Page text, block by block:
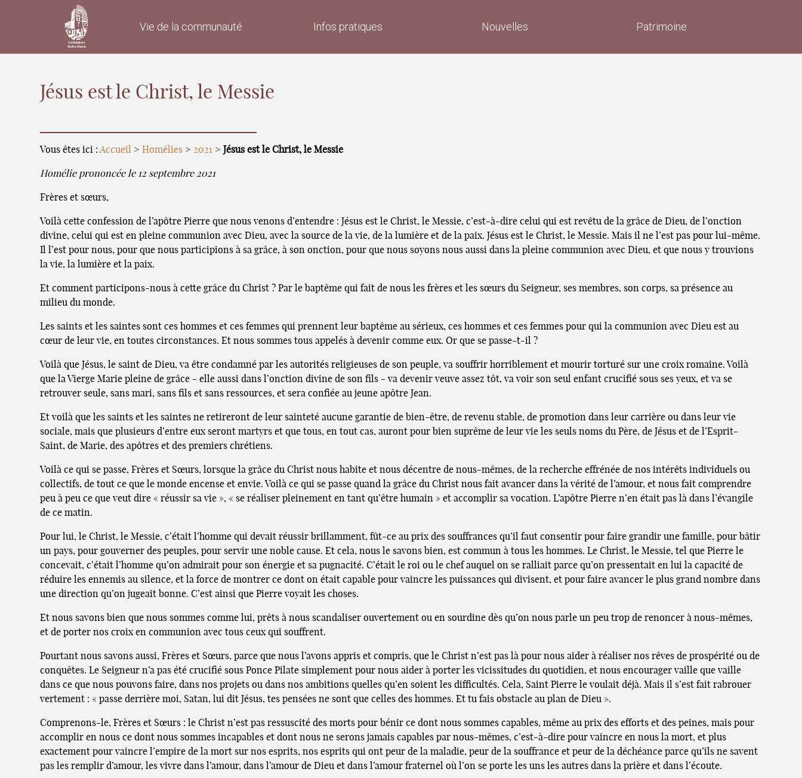
Vie de la communauté Infos pratiques Nouvelles Patrimoine
Jésus est le Christ, le Messie
Vous êtes ici :Accueil > Homélies > 2021 > Jésus est le Christ, le Messie
Homélie prononcée le 12 septembre 2021
Frères et sœurs,
Voilà cette confession de l’apôtre Pierre que nous venons d’entendre : Jésus est le Christ, le Messie, c’est-à-dire celui qui est revêtu de la grâce de Dieu, de l’onction
divine, celui qui est en pleine communion avec Dieu, avec la source de la vie, de la lumière et de la paix. Jésus est le Christ, le Messie. Mais il ne l’est pas pour lui-même.
Il l’est pour nous, pour que nous participions à sa grâce, à son onction, pour que nous soyons nous aussi dans la pleine communion avec Dieu, et que nous y trouvions
la vie, la lumière et la paix.
Et comment participons-nous à cette grâce du Christ ? Par le baptême qui fait de nous les frères et les sœurs du Seigneur, ses membres, son corps, sa présence au
milieu du monde.
Les saints et les saintes sont ces hommes et ces femmes qui prennent leur baptême au sérieux, ces hommes et ces femmes pour qui la communion avec Dieu est au
cœur de leur vie, en toutes circonstances. Et nous sommes tous appelés à devenir comme eux. Or que se passe-t-il ?
Voilà que Jésus, le saint de Dieu, va être condamné par les autorités religieuses de son peuple, va souffrir horriblement et mourir torturé sur une croix romaine. Voilà
que la Vierge Marie pleine de grâce - elle aussi dans l’onction divine de son fils - va devenir veuve assez tôt, va voir son seul enfant crucifié sous ses yeux, et va se
retrouver seule, sans mari, sans fils et sans ressources, et sera confiée au jeune apôtre Jean.
Et voilà que les saints et les saintes ne retireront de leur sainteté aucune garantie de bien-être, de revenu stable, de promotion dans leur carrière ou dans leur vie
sociale, mais que plusieurs d’entre eux seront martyrs et que tous, en tout cas, auront pour bien suprême de leur vie les seuls noms du Père, de Jésus et de l’Esprit-
Saint, de Marie, des apôtres et des premiers chrétiens.
Voilà ce qui se passe, Frères et Sœurs, lorsque la grâce du Christ nous habite et nous décentre de nous-mêmes, de la recherche effrénée de nos intérêts individuels ou
collectifs, de tout ce que le monde encense et envie. Voilà ce qui se passe quand la grâce du Christ nous fait avancer dans la vérité de l’amour, et nous fait comprendre
peu à peu ce que veut dire « réussir sa vie », « se réaliser pleinement en tant qu’être humain » et accomplir sa vocation. L’apôtre Pierre n’en était pas là dans l’évangile
de ce matin.
Pour lui, le Christ, le Messie, c’était l’homme qui devait réussir brillamment, fût-ce au prix des souffrances qu’il faut consentir pour faire grandir une famille, pour bâtir
un pays, pour gouverner des peuples, pour servir une noble cause. Et cela, nous le savons bien, est commun à tous les hommes. Le Christ, le Messie, tel que Pierre le
concevait, c’était l’homme qu’on admirait pour son énergie et sa pugnacité. C’était le roi ou le chef auquel on se ralliait parce qu’on pressentait en lui la capacité de
réduire les ennemis au silence, et la force de montrer ce dont on était capable pour vaincre les puissances qui divisent, et pour faire avancer le plus grand nombre dans
une direction qu’on jugeait bonne. C’est ainsi que Pierre voyait les choses.
Et nous savons bien que nous sommes comme lui, prêts à nous scandaliser ouvertement ou en sourdine dès qu’on nous parle un peu trop de renoncer à nous-mêmes,
et de porter nos croix en communion avec tous ceux qui souffrent.
Pourtant nous savons aussi, Frères et Sœurs, parce que nous l’avons appris et compris, que le Christ n’est pas là pour nous aider à réaliser nos rêves de prospérité ou de
conquêtes. Le Seigneur n’a pas été crucifié sous Ponce Pilate simplement pour nous aider à porter les vicissitudes du quotidien, et nous encourager vaille que vaille
dans ce que nous pouvons faire, dans nos projets ou dans nos ambitions quelles qu’en soient les difficultés. Cela, Saint Pierre le voulait déjà. Mais il s’est fait rabrouer
vertement : « passe derrière moi, Satan, lui dit Jésus, tes pensées ne sont que celles des hommes. Et tu fais obstacle au plan de Dieu ».
Comprenons-le, Frères et Sœurs : le Christ n’est pas ressuscité des morts pour bénir ce dont nous sommes capables, même au prix des efforts et des peines, mais pour
accomplir en nous ce dont nous sommes incapables et dont nous ne serons jamais capables par nous-mêmes, c’est-à-dire pour vaincre en nous la mort, et plus
exactement pour vaincre l’empire de la mort sur nos esprits, nos esprits qui ont peur de la maladie, peur de la souffrance et peur de la déchéance parce qu’ils ne savent
pas les remplir d’amour, les vivre dans l’amour, dans l’amour de Dieu et dans l’amour fraternel où l’on se porte les uns les autres dans la prière et dans l’écoute.